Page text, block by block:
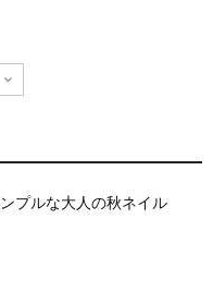
プルな大人の秋ネイル